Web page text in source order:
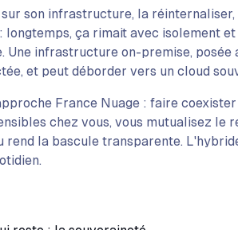
son infrastructure, la
longtemps, ça rimait avec isolement
Une infrastructure on-premise, posée
et peut déborder vers un cloud
France Nuage : faire
chez vous, vous mutualisez
rend la bascule transparente.